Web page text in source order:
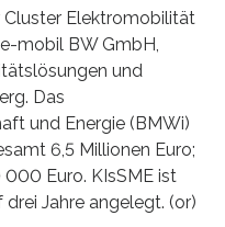
Cluster Elektromobilität
mobil BW GmbH,
und
Das
und Energie (BMWi)
6,5 Millionen Euro;
Euro. KIsSME ist
Jahre angelegt. (or)